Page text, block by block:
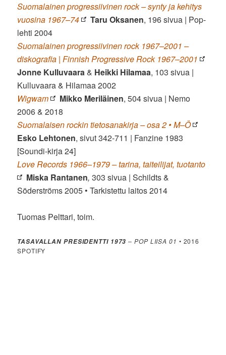
Suomalainen progressiivinen rock – synty ja kehitys
vuosina 1967–74
Taru Oksanen, 196 sivua | Pop-
lehti 2004
Suomalainen progressiivinen rock 1967–2001 –
diskografia | Finnish Progressive Rock 1967–2001
Jonne Kulluvaara& Heikki Hilamaa, 103 sivua |
Kulluvaara & Hilamaa 2002
Wigwam
Mikko Meriläinen, 504 sivua | Nemo
2006 & 2018
Suomalaisen rockin tietosanakirja – osa 2 • M–Ö
Esko Lehtonen, sivut 342-711 | Fanzine 1983
[Soundi-kirja 24]
Love Records 1966–1979 – tarina, taiteilijat, tuotanto
Miska Rantanen, 303 sivua | Schildts &
Söderströms 2005 • Tarkistettu laitos 2014
Tuomas Pelttari, toim.
TASAVALLAN PRESIDENTTI 1973 – POP LIISA 01 • 2016
SPOTIFY